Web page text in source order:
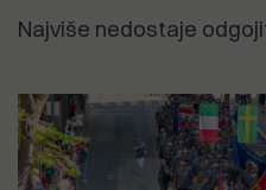
Najviše nedostaje